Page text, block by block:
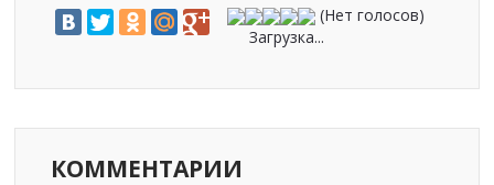
(Нет голосов)
Загрузка...
КОММЕНТАРИИ